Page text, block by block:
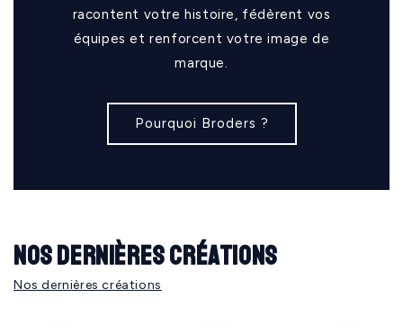
racontent votre histoire, fédèrent vos
équipes et renforcent votre image de
marque.
Pourquoi Broders ?
Nos dernières créations
Nos dernières créations